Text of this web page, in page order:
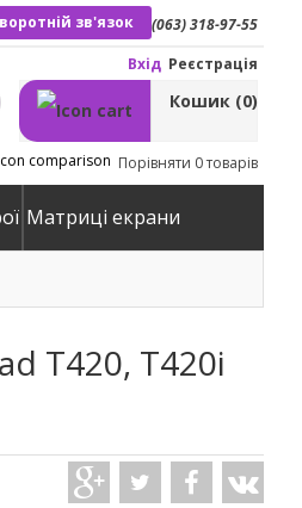
(063) 318-97-55
зв'язок
Вхід Реєстрація
Кошик (0)
Порівняти 0 товарів
Матриці екрани
T420, T420i